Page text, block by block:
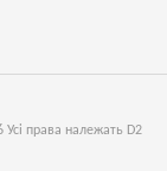
права належать D2